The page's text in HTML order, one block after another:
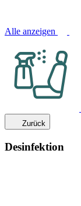
Alle anzeigen
Zurück
Desinfektion